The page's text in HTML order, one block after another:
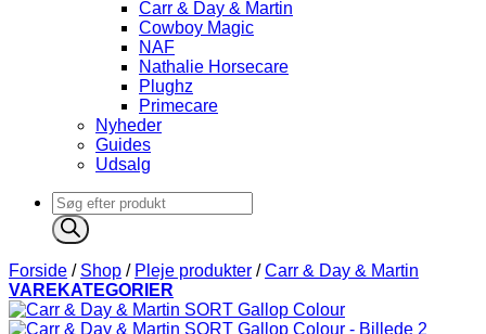
Carr & Day & Martin
Cowboy Magic
NAF
Nathalie Horsecare
Plughz
Primecare
Nyheder
Guides
Udsalg
Products
search
Forside / Shop / Pleje produkter / Carr & Day & Martin
VAREKATEGORIER